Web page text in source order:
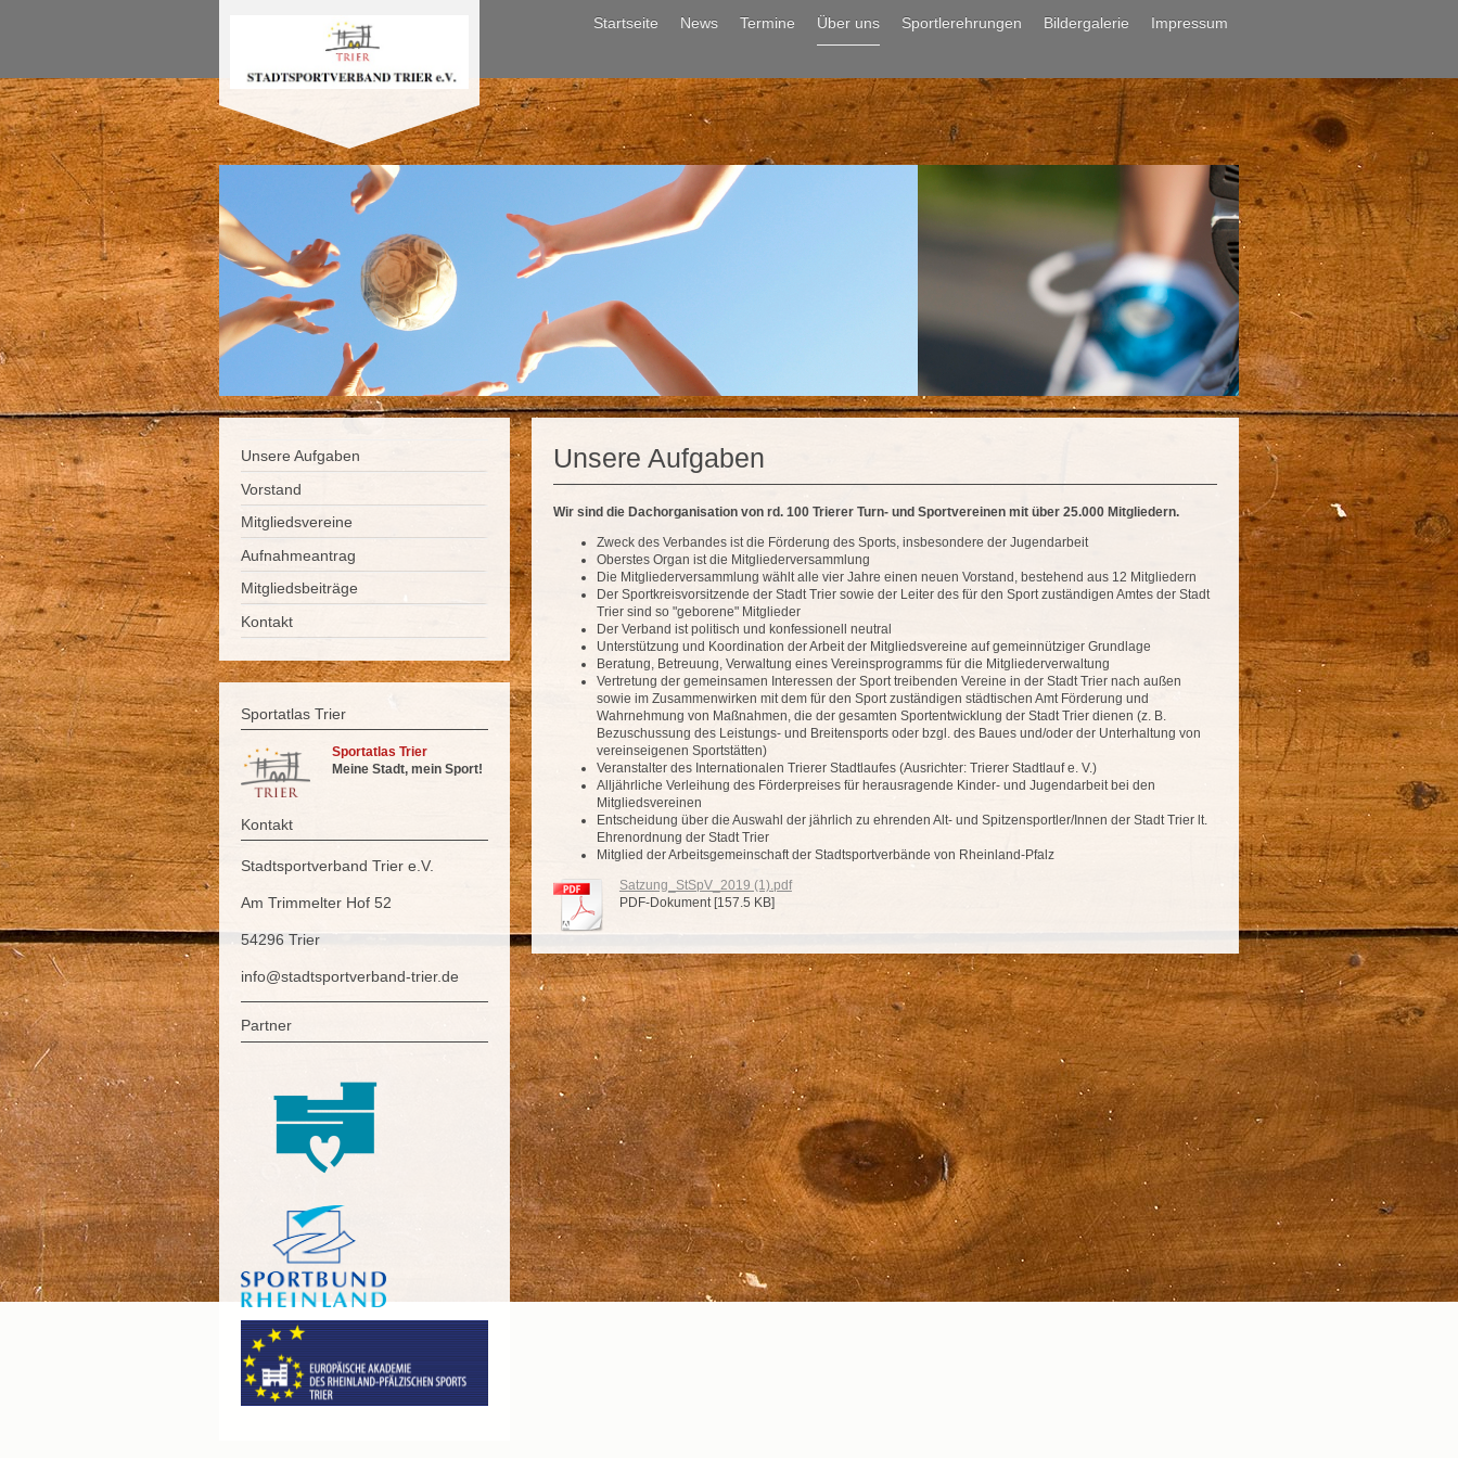
Startseite News Termine Über uns Sportlerehrungen Bildergalerie Impressum
Unsere Aufgaben
Wir sind die Dachorganisation von rd. 100 Trierer Turn- und Sportvereinen mit über 25.000 Mitgliedern.
Zweck des Verbandes ist die Förderung des Sports, insbesondere der Jugendarbeit
Oberstes Organ ist die Mitgliederversammlung
Die Mitgliederversammlung wählt alle vier Jahre einen neuen Vorstand, bestehend aus 12 Mitgliedern
Der Sportkreisvorsitzende der Stadt Trier sowie der Leiter des für den Sport zuständigen Amtes der Stadt
Trier sind so "geborene" Mitglieder
Der Verband ist politisch und konfessionell neutral
Unterstützung und Koordination der Arbeit der Mitgliedsvereine auf gemeinnütziger Grundlage
Beratung, Betreuung, Verwaltung eines Vereinsprogramms für die Mitgliederverwaltung
Vertretung der gemeinsamen Interessen der Sport treibenden Vereine in der Stadt Trier nach außen
sowie im Zusammenwirken mit dem für den Sport zuständigen städtischen Amt Förderung und
Wahrnehmung von Maßnahmen, die der gesamten Sportentwicklung der Stadt Trier dienen (z. B.
Bezuschussung des Leistungs- und Breitensports oder bzgl. des Baues und/oder der Unterhaltung von
vereinseigenen Sportstätten)
Veranstalter des Internationalen Trierer Stadtlaufes (Ausrichter: Trierer Stadtlauf e. V.)
Alljährliche Verleihung des Förderpreises für herausragende Kinder- und Jugendarbeit bei den
Mitgliedsvereinen
Entscheidung über die Auswahl der jährlich zu ehrenden Alt- und Spitzensportler/Innen der Stadt Trier lt.
Ehrenordnung der Stadt Trier
Mitglied der Arbeitsgemeinschaft der Stadtsportverbände von Rheinland-Pfalz
Satzung_StSpV_2019 (1).pdf
PDF-Dokument [157.5 KB]
Unsere Aufgaben
Vorstand
Mitgliedsvereine
Aufnahmeantrag
Mitgliedsbeiträge
Kontakt
Sportatlas Trier
Sportatlas Trier
Meine Stadt, mein Sport!
Kontakt
Stadtsportverband Trier e.V.
Am Trimmelter Hof 52
54296 Trier
info@stadtsportverband-trier.de
Partner